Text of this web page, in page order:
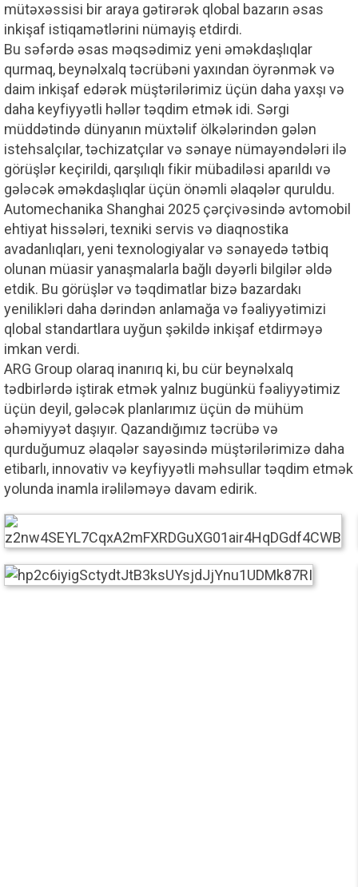
mütəxəssisi bir araya gətirərək qlobal bazarın əsas
inkişaf istiqamətlərini nümayiş etdirdi.
Bu səfərdə əsas məqsədimiz yeni əməkdaşlıqlar
qurmaq, beynəlxalq təcrübəni yaxından öyrənmək və
daim inkişaf edərək müştərilərimiz üçün daha yaxşı və
daha keyfiyyətli həllər təqdim etmək idi. Sərgi
müddətində dünyanın müxtəlif ölkələrindən gələn
istehsalçılar, təchizatçılar və sənaye nümayəndələri ilə
görüşlər keçirildi, qarşılıqlı fikir mübadiləsi aparıldı və
gələcək əməkdaşlıqlar üçün önəmli əlaqələr quruldu.
Automechanika Shanghai 2025 çərçivəsində avtomobil
ehtiyat hissələri, texniki servis və diaqnostika
avadanlıqları, yeni texnologiyalar və sənayedə tətbiq
olunan müasir yanaşmalarla bağlı dəyərli bilgilər əldə
etdik. Bu görüşlər və təqdimatlar bizə bazardakı
yenilikləri daha dərindən anlamağa və fəaliyyətimizi
qlobal standartlara uyğun şəkildə inkişaf etdirməyə
imkan verdi.
ARG Group olaraq inanırıq ki, bu cür beynəlxalq
tədbirlərdə iştirak etmək yalnız bugünkü fəaliyyətimiz
üçün deyil, gələcək planlarımız üçün də mühüm
əhəmiyyət daşıyır. Qazandığımız təcrübə və
qurduğumuz əlaqələr sayəsində müştərilərimizə daha
etibarlı, innovativ və keyfiyyətli məhsullar təqdim etmək
yolunda inamla irəliləməyə davam edirik.